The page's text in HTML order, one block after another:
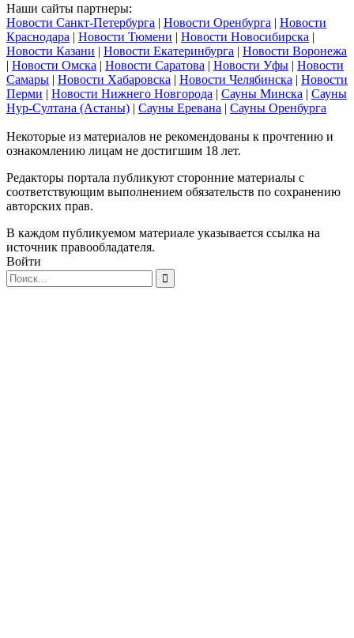
Наши сайты партнеры:
Новости Санкт-Петербурга | Новости Оренбурга | Новости
Краснодара | Новости Тюмени | Новости Новосибирска |
Новости Казани | Новости Екатеринбурга | Новости Воронежа
| Новости Омска | Новости Саратова | Новости Уфы | Новости
Самары | Новости Хабаровска | Новости Челябинска | Новости
Перми | Новости Нижнего Новгорода | Сауны Минска | Сауны
Нур-Султана (Астаны) | Сауны Еревана | Сауны Оренбурга
Некоторые из материалов не рекомендованы к прочтению и
ознакомлению лицам не достигшим 18 лет.
Редакторы портала публикуют сторонние материалы с
соответствующим выполнением обязательств по сохранению
авторских прав.
В каждом публикуемом материале указывается ссылка на
источник правообладателя.
Войти